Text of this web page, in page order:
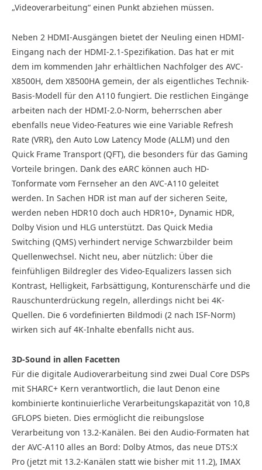
„Videoverarbeitung“ einen Punkt abziehen müssen.
Neben 2 HDMI-Ausgängen bietet der Neuling einen HDMI-
Eingang nach der HDMI-2.1-Spezifikation. Das hat er mit
dem im kommenden Jahr erhältlichen Nachfolger des AVC-
X8500H, dem X8500HA gemein, der als eigentliches Technik-
Basis-Modell für den A110 fungiert. Die restlichen Eingänge
arbeiten nach der HDMI-2.0-Norm, beherrschen aber
ebenfalls neue Video-Features wie eine Variable Refresh
Rate (VRR), den Auto Low Latency Mode (ALLM) und den
Quick Frame Transport (QFT), die besonders für das Gaming
Vorteile bringen. Dank des eARC können auch HD-
Tonformate vom Fernseher an den AVC-A110 geleitet
werden. In Sachen HDR ist man auf der sicheren Seite,
werden neben HDR10 doch auch HDR10+, Dynamic HDR,
Dolby Vision und HLG unterstützt. Das Quick Media
Switching (QMS) verhindert nervige Schwarzbilder beim
Quellenwechsel. Nicht neu, aber nützlich: Über die
feinfühligen Bildregler des Video-Equalizers lassen sich
Kontrast, Helligkeit, Farbsättigung, Konturen­schärfe und die
Rauschunterdrückung regeln, allerdings nicht bei 4K-
Quellen. Die 6 vordefinierten Bildmodi (2 nach ISF-Norm)
wirken sich auf 4K-Inhalte ebenfalls nicht aus.
3D-Sound in allen Facetten
Für die digitale Audioverarbeitung sind zwei Dual Core DSPs
mit SHARC+ Kern verantwortlich, die laut Denon eine
kombinierte kontinuierliche Verarbeitungskapazität von 10,8
GFLOPS bieten. Dies ermöglicht die reibungslose
Verarbeitung von 13.2-Kanälen. Bei den Audio-Formaten hat
der AVC-A110 alles an Bord: Dolby Atmos, das neue DTS:X
Pro (jetzt mit 13.2-Kanälen statt wie bisher mit 11.2), IMAX